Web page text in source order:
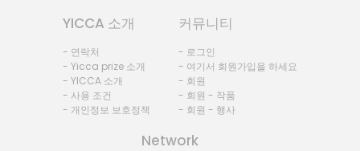
YICCA 소개
- 연락처
- Yicca prize 소개
- YICCA 소개
- 사용 조건
- 개인정보 보호정책
커뮤니티
- 로그인
- 여기서 회원가입을 하세요
- 회원
- 회원 - 작품
- 회원 - 행사
Network